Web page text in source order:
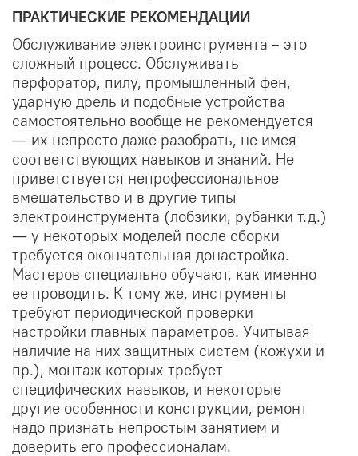
ПРАКТИЧЕСКИЕ РЕКОМЕНДАЦИИ
Обслуживание электроинструмента – это
сложный процесс. Обслуживать
перфоратор, пилу, промышленный фен,
ударную дрель и подобные устройства
самостоятельно вообще не рекомендуется
— их непросто даже разобрать, не имея
соответствующих навыков и знаний. Не
приветствуется непрофессиональное
вмешательство и в другие типы
электроинструмента (лобзики, рубанки т.д.)
— у некоторых моделей после сборки
требуется окончательная донастройка.
Мастеров специально обучают, как именно
ее проводить. К тому же, инструменты
требуют периодической проверки
настройки главных параметров. Учитывая
наличие на них защитных систем (кожухи и
пр.), монтаж которых требует
специфических навыков, и некоторые
другие особенности конструкции, ремонт
надо признать непростым занятием и
доверить его профессионалам.